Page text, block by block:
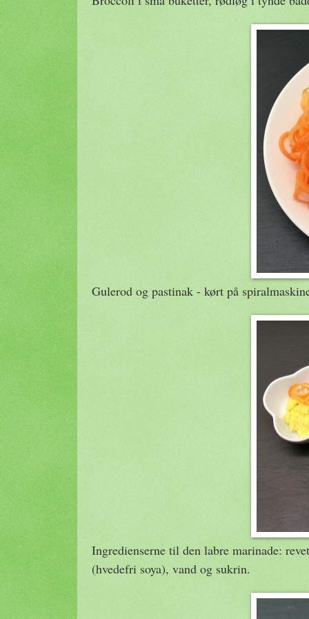
Gulerod og pastinak - kørt på
Ingredienserne til den labre marinade:
(hvedefri soya), vand og sukrin.